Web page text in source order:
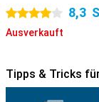
4 Sterne 8,3
Ausverkauft
Tipps & Tricks